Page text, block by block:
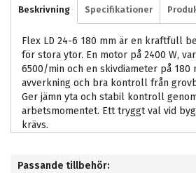
Beskrivning Specifikationer
Flex LD 24-6 180 mm är en kraftfull
för stora ytor. En motor på 2400 W,
6500/min och en skivdiameter på 180
avverkning och bra kontroll från
Ger jämn yta och stabil kontroll
arbetsmomentet. Ett tryggt val vid
krävs.
Passande tillbehör: